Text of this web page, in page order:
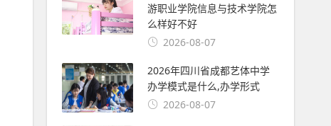
游职业学院信息与技术学院怎
么样好不好
2026-08-07
2026年四川省成都艺体中学
办学模式是什么,办学形式
2026-08-07